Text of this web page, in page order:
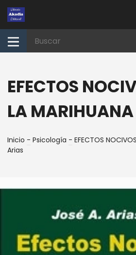
EFECTOS
LA
Inicio - Psicología - EFECTOS
Arias